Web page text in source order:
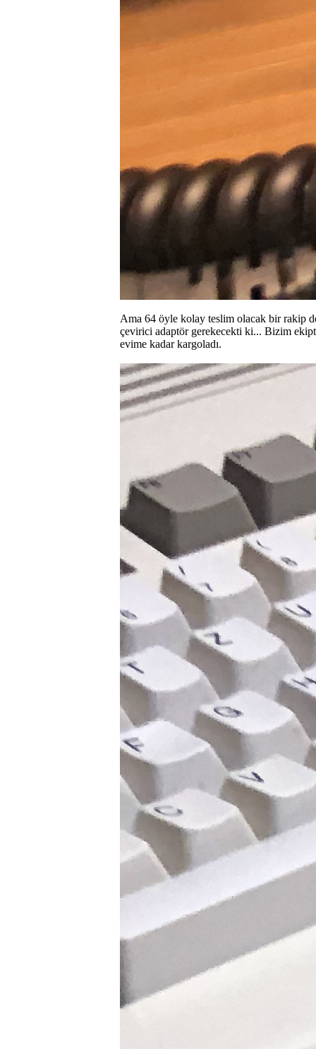
Ama 64 öyle kolay teslim olacak bir rakip
çevirici adaptör gerekecekti ki... Bizim
evime kadar kargoladı.